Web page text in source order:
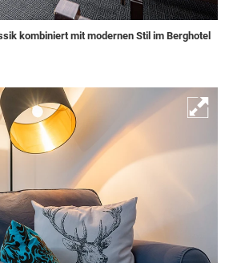
kombiniert mit modernen Stil im Berghotel